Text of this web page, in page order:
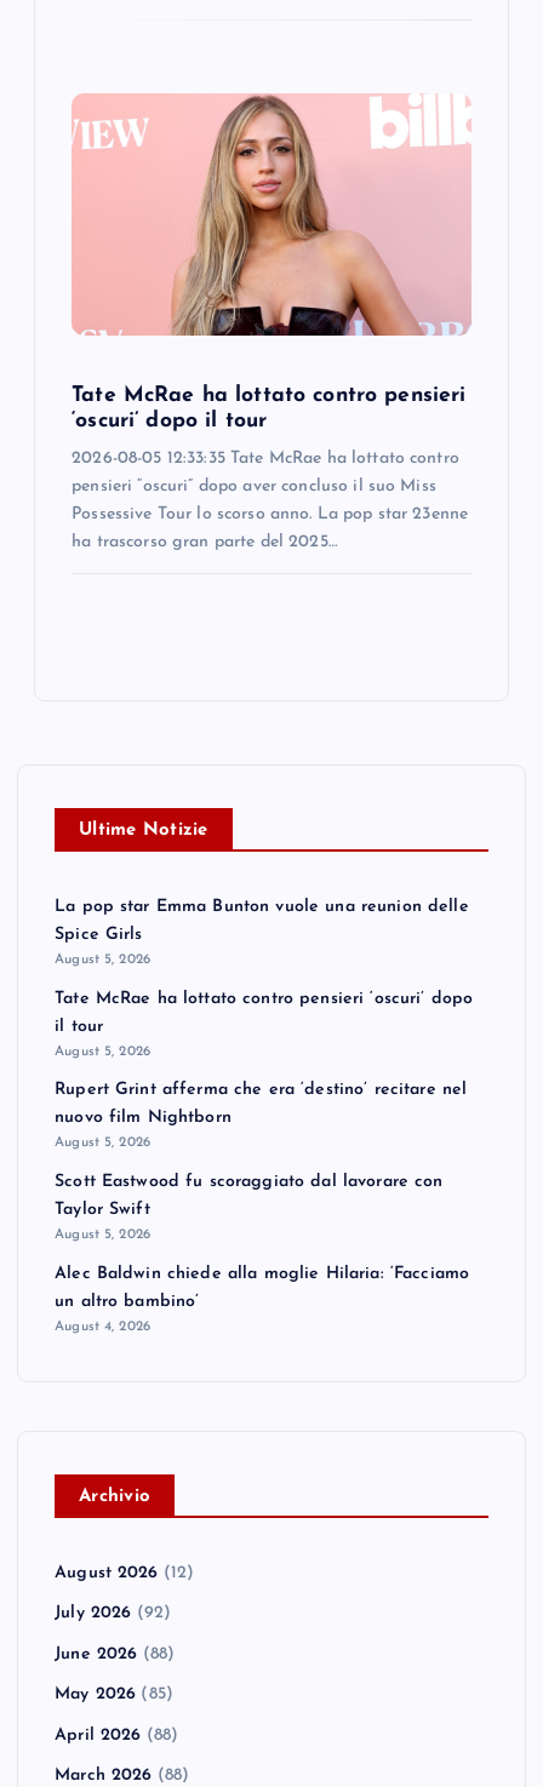
Tate McRae ha lottato contro pensieri
‘oscuri’ dopo il tour
2026-08-05 12:33:35 Tate McRae ha lottato contro
pensieri “oscuri” dopo aver concluso il suo Miss
Possessive Tour lo scorso anno. La pop star 23enne
ha trascorso gran parte del 2025…
Ultime Notizie
La pop star Emma Bunton vuole una reunion delle
Spice Girls
August 5, 2026
Tate McRae ha lottato contro pensieri ‘oscuri’ dopo
il tour
August 5, 2026
Rupert Grint afferma che era ‘destino’ recitare nel
nuovo film Nightborn
August 5, 2026
Scott Eastwood fu scoraggiato dal lavorare con
Taylor Swift
August 5, 2026
Alec Baldwin chiede alla moglie Hilaria: ‘Facciamo
un altro bambino’
August 4, 2026
Archivio
August 2026 (12)
July 2026 (92)
June 2026 (88)
May 2026 (85)
April 2026 (88)
March 2026 (88)